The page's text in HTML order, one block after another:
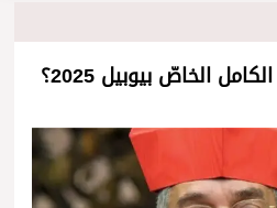
الخاصّ بيوبيل 2025؟